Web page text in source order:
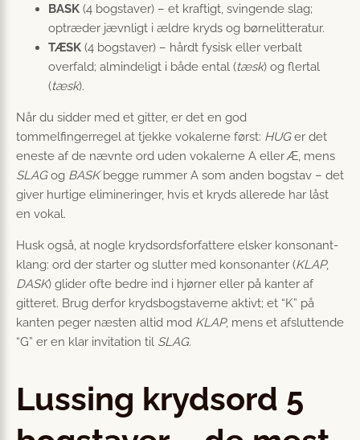
BASK (4 bogstaver) – et kraftigt, svingende slag;
optræder jævnligt i ældre kryds og børnelitteratur.
TÆSK (4 bogstaver) – hårdt fysisk eller verbalt
overfald; almindeligt i både ental (tæsk) og flertal
(tæsk).
Når du sidder med et gitter, er det en god
tommelfingerregel at tjekke vokalerne først: HUGer det
eneste af de nævnte ord uden vokalerne A eller Æ, mens
SLAGog BASKbegge rummer A som anden bogstav – det
giver hurtige elimineringer, hvis et kryds allerede har låst
en vokal.
Husk også, at nogle krydsordsforfattere elsker konsonant-
klang: ord der starter og slutter med konsonanter (KLAP,
DASK) glider ofte bedre ind i hjørner eller på kanter af
gitteret. Brug derfor krydsbogstaverne aktivt; et “K” på
kanten peger næsten altid mod KLAP, mens et afsluttende
“G” er en klar invitation til SLAG.
Lussing krydsord 5